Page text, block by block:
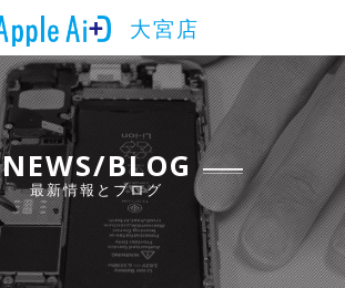
大宮店
NEWS/BLOG
最新情報とブログ